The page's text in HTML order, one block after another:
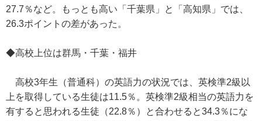
27.7％など。もっとも高い「千葉県」と「高知県」では、
26.3ポイントの差があった。
◆高校上位は群馬・千葉・福井
高校3年生（普通科）の英語力の状況では、英検準2級以
上を取得している生徒は11.5％。英検準2級相当の英語力を
有すると思われる生徒（22.8％）と合わせると34.3％にな